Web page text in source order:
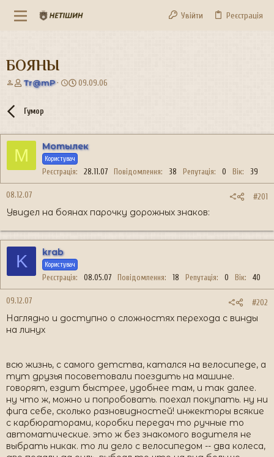
Увійти Реєстрація
БОЯНЫ
А
о
т
е
м
и
Tr@mP
Д
т
в
е
я
09.09.06
Гумор
М Мотылек
Користувач
Реєстрація 28.11.07 Повідомлення 38 Репутація 0 Вік 39
08.12.07 #201
Увидел на боянах парочку дорожных знаков:
K krab
Користувач
Реєстрація 08.05.07 Повідомлення 18 Репутація 0 Вік 40
09.12.07 #202
Наглядно и доступно o сложностях перехода с винды
на линух
всю жизнь, с самого детства, катался на велосипеде, а
тут друзья посоветовали поездить на машине.
говорят, ездит быстрее, удобнее там, и так далее.
ну что ж, можно и попробовать. поехал покупать. ну ни
фига себе, сколько разновидностей! инжекторы всякие
с карбюраторами, коробки передач то ручные то
автоматические. это ж без знакомого водителя не
выбрать никак. то ли дело с велосипедом -- два колеса,